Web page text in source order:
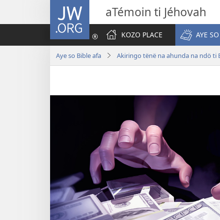
JW.ORG aTémoin ti Jéhovah
KOZO PLACE
AYE
Aye so Bible afa Akiringo tënë na ahunda na ndö ti